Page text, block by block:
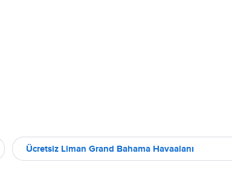
Ücretsiz Liman Grand Bahama Havaalanı